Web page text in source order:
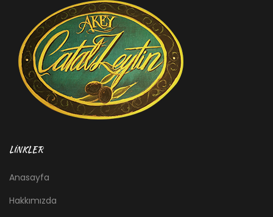
LİNKLER
Anasayfa
Hakkımızda